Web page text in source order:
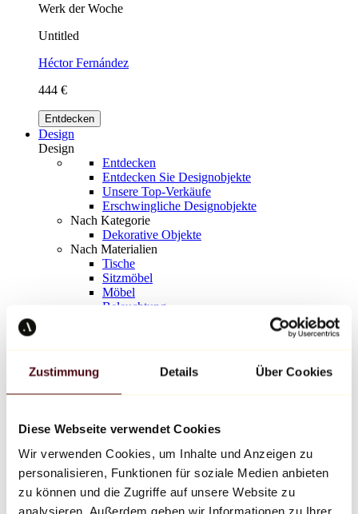
Zustimmung Details Über Cookies
Diese Webseite verwendet Cookies
Wir verwenden Cookies, um Inhalte und Anzeigen zu
personalisieren, Funktionen für soziale Medien anbieten
zu können und die Zugriffe auf unsere Website zu
analysieren. Außerdem geben wir Informationen zu Ihrer
Werk der Woche
Untitled
Héctor Fernández
444 €
Entdecken
Design
Design
Entdecken
Entdecken Sie Designobjekte
Unsere Top-Verkäufe
Erschwingliche Designobjekte
Nach Kategorie
Dekorative Objekte
Nach Materialien
Tische
Sitzmöbel
Möbel
Beleuchtung
Richard Orlinski
Keith Haring
Jeff Koons
Jean-Michel Basquiat
Alle Designer
Werk der Woche